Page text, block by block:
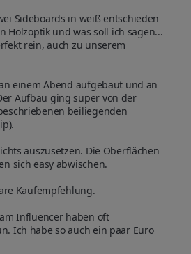
Sideboards in weiß entschieden
Holzoptik und was soll ich sagen...
rein, auch zu unserem
einem Abend aufgebaut und an
Aufbau ging super von der
beiliegenden
auszusetzen. Die Oberflächen
sich easy abwischen.
Kaufempfehlung.
Influencer haben oft
Ich habe so auch ein paar Euro